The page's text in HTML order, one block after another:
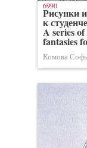
Рисунки
к
A series
fantasies
Комова
6990